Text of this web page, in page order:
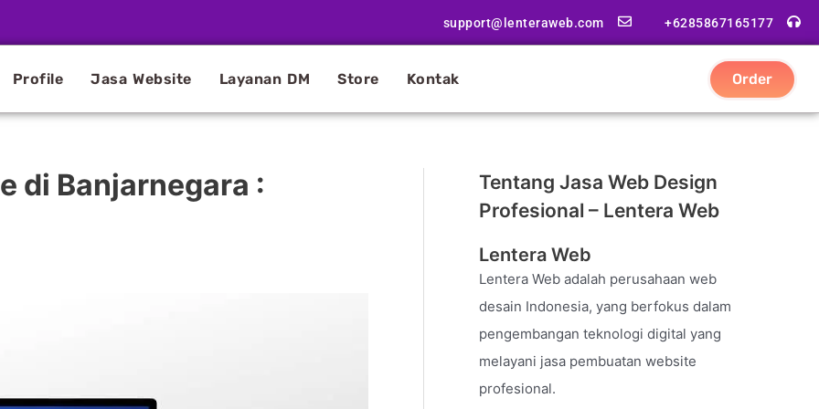
support@lenteraweb.com +6285867165177
Profile Jasa Website Layanan DM Store Kontak Order
di Banjarnegara :
Tentang Jasa Web Design
Profesional – Lentera Web
Lentera Web
Lentera Web adalah perusahaan web
desain Indonesia, yang berfokus dalam
pengembangan teknologi digital yang
melayani jasa pembuatan website
profesional.